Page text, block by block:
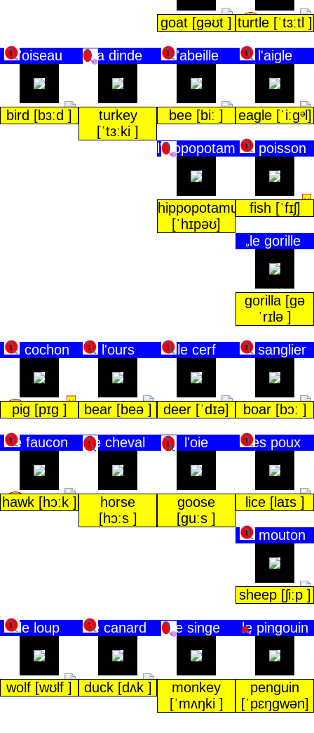
goat [gəʊt ] turtle [ˈtɜːtl ]
l'oiseau
bird [bɜːd ]
la dinde
turkey
[ˈtɜːki ]
l'abeille
bee [biː ]
l'aigle
eagle [ˈiːɡᵊl]
l'hippopotame
hippopotamus
[ˈhɪpəʊ]
le poisson
fish [ˈfɪʃ]
le gorille
gorilla [gə
ˈrɪlə ]
le cochon
pig [pɪg ]
l'ours
bear [beə ]
le cerf
deer [ˈdɪə]
le sanglier
boar [bɔː ]
le faucon
hawk [hɔːk ]
le cheval
horse
[hɔːs ]
l'oie
goose
[guːs ]
les poux
lice [laɪs ]
le mouton
sheep [ʃiːp ]
le loup
wolf [wʊlf ]
le canard
duck [dʌk ]
le singe
monkey
[ˈmʌŋki ]
le pingouin
penguin
[ˈpɛŋɡwən]